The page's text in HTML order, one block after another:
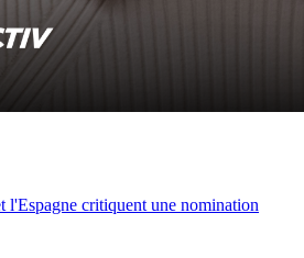
critiquent une nomination